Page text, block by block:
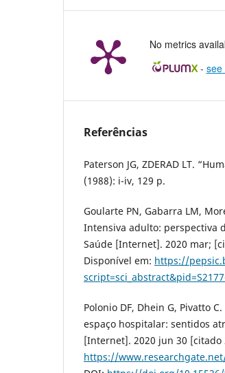
No metrics
- see
Referências
Paterson JG, ZDERAD LT.
(1988): i-iv, 129 p.
Goularte PN, Gabarra LM,
Intensiva adulto: perspectiva
Saúde [Internet]. 2020 mar;
Disponível em: https://
Polonio DF, Dhein G, Pivatto
espaço hospitalar: sentidos
[Internet]. 2020 jun 30 [citado
https://www.researchgate.net/